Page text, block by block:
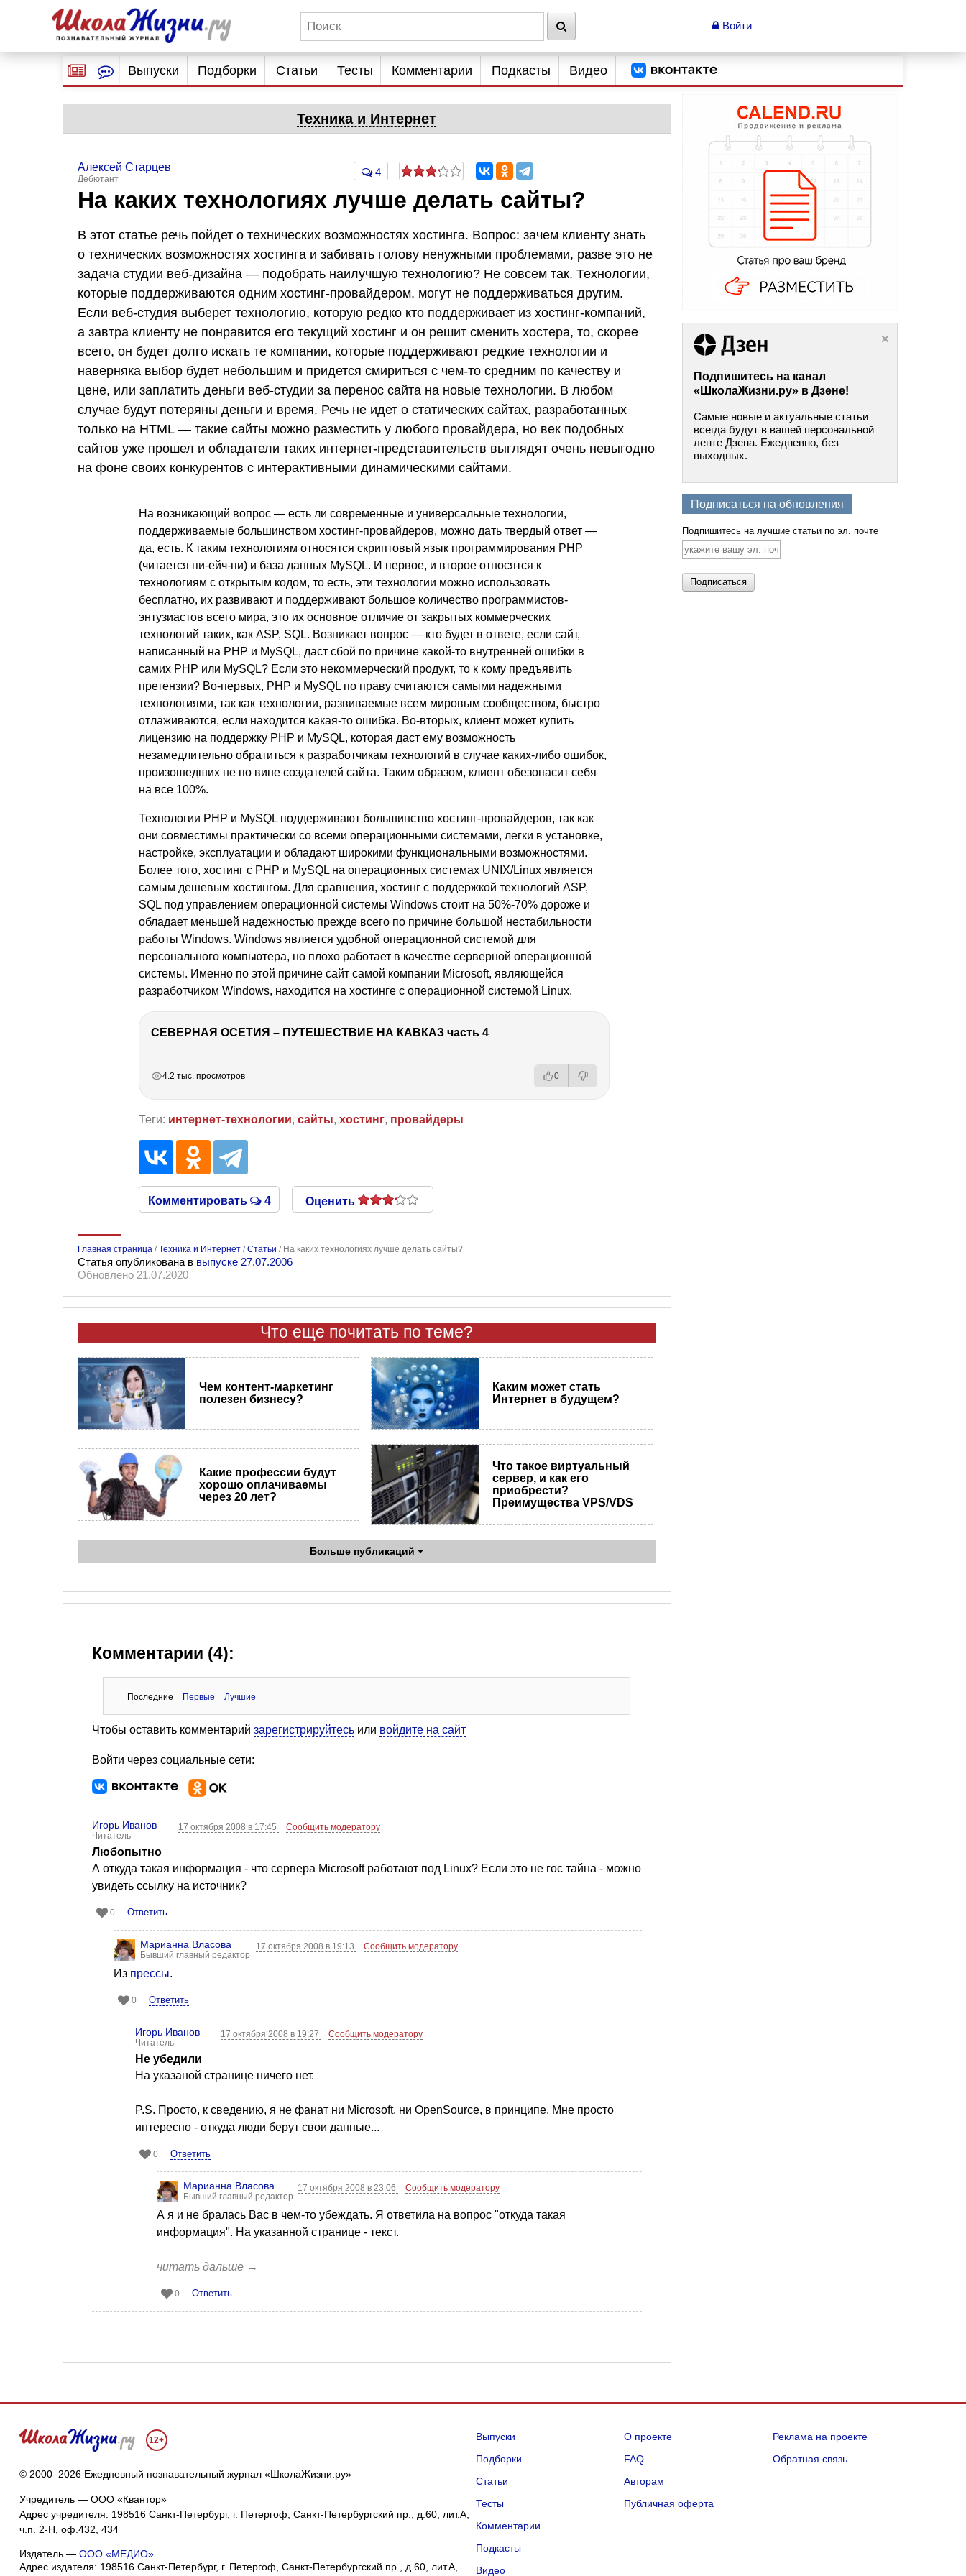
Войти
Выпуски Подборки Статьи Тесты Комментарии Подкасты Видео
Техника и Интернет
Алексей Старцев
Дебютант
4
На каких технологиях лучше делать сайты?
В этот статье речь пойдет о технических возможностях хостинга. Вопрос: зачем клиенту знать
о технических возможностях хостинга и забивать голову ненужными проблемами, разве это не
задача студии веб-дизайна — подобрать наилучшую технологию? Не совсем так. Технологии,
которые поддерживаются одним хостинг-провайдером, могут не поддерживаться другим.
Если веб-студия выберет технологию, которую редко кто поддерживает из хостинг-компаний,
а завтра клиенту не понравится его текущий хостинг и он решит сменить хостера, то, скорее
всего, он будет долго искать те компании, которые поддерживают редкие технологии и
наверняка выбор будет небольшим и придется смириться с чем-то средним по качеству и
цене, или заплатить деньги веб-студии за перенос сайта на новые технологии. В любом
случае будут потеряны деньги и время. Речь не идет о статических сайтах, разработанных
только на HTML — такие сайты можно разместить у любого провайдера, но век подобных
сайтов уже прошел и обладатели таких интернет-представительств выглядят очень невыгодно
на фоне своих конкурентов с интерактивными динамическими сайтами.
На возникающий вопрос — есть ли современные и универсальные технологии,
поддерживаемые большинством хостинг-провайдеров, можно дать твердый ответ —
да, есть. К таким технологиям относятся скриптовый язык программирования PHP
(читается пи-ейч-пи) и база данных MySQL. И первое, и второе относятся к
технологиям с открытым кодом, то есть, эти технологии можно использовать
бесплатно, их развивают и поддерживают большое количество программистов-
энтузиастов всего мира, это их основное отличие от закрытых коммерческих
технологий таких, как ASP, SQL. Возникает вопрос — кто будет в ответе, если сайт,
написанный на PHP и MySQL, даст сбой по причине какой-то внутренней ошибки в
самих PHP или MySQL? Если это некоммерческий продукт, то к кому предъявить
претензии? Во-первых, PHP и MySQL по праву считаются самыми надежными
технологиями, так как технологии, развиваемые всем мировым сообществом, быстро
отлаживаются, если находится какая-то ошибка. Во-вторых, клиент может купить
лицензию на поддержку PHP и MySQL, которая даст ему возможность
незамедлительно обратиться к разработчикам технологий в случае каких-либо ошибок,
произошедших не по вине создателей сайта. Таким образом, клиент обезопасит себя
на все 100%.
Технологии PHP и MySQL поддерживают большинство хостинг-провайдеров, так как
они совместимы практически со всеми операционными системами, легки в установке,
настройке, эксплуатации и обладают широкими функциональными возможностями.
Более того, хостинг с PHP и MySQL на операционных системах UNIX/Linux является
самым дешевым хостингом. Для сравнения, хостинг с поддержкой технологий ASP,
SQL под управлением операционной системы Windows стоит на 50%-70% дороже и
обладает меньшей надежностью прежде всего по причине большой нестабильности
работы Windows. Windows является удобной операционной системой для
персонального компьютера, но плохо работает в качестве серверной операционной
системы. Именно по этой причине сайт самой компании Microsoft, являющейся
разработчиком Windows, находится на хостинге с операционной системой Linux.
СЕВЕРНАЯ ОСЕТИЯ – ПУТЕШЕСТВИЕ НА КАВКАЗ часть 4
4.2 тыс. просмотров 0
Теги: интернет-технологии, сайты, хостинг, провайдеры
Комментировать 4 Оценить
Главная страница /Техника и Интернет /Статьи / На каких технологиях лучше делать сайты?
Статья опубликована в выпуске 27.07.2006
Обновлено 21.07.2020
Что еще почитать по теме?
Чем контент-маркетинг
полезен бизнесу?
Каким может стать
Интернет в будущем?
Какие профессии будут
хорошо оплачиваемы
через 20 лет?
Что такое виртуальный
сервер, и как его
приобрести?
Преимущества VPS/VDS
Больше публикаций
Комментарии (4):
Последние Первые Лучшие
Чтобы оставить комментарий зарегистрируйтесь или войдите на сайт
Войти через социальные сети:
Игорь Иванов
Читатель
17 октября 2008 в 17:45 Сообщить модератору
Любопытно
А откуда такая информация - что сервера Microsoft работают под Linux? Если это не гос тайна - можно
увидеть ссылку на источник?
0 Ответить
Марианна Власова
Бывший главный редактор
17 октября 2008 в 19:13 Сообщить модератору
Из прессы.
0 Ответить
Игорь Иванов
Читатель
17 октября 2008 в 19:27 Сообщить модератору
Не убедили
На указаной странице ничего нет.
P.S. Просто, к сведению, я не фанат ни Microsoft, ни OpenSource, в принципе. Мне просто
интересно - откуда люди берут свои данные...
0 Ответить
Марианна Власова
Бывший главный редактор
17 октября 2008 в 23:06 Сообщить модератору
А я и не бралась Вас в чем-то убеждать. Я ответила на вопрос "откуда такая
информация". На указанной странице - текст.
читать дальше →
0 Ответить
Подпишитесь на канал
«ШколаЖизни.ру» в Дзене!
Самые новые и актуальные статьи
всегда будут в вашей персональной
ленте Дзена. Ежедневно, без
выходных.
Подписаться на обновления
Подпишитесь на лучшие статьи по эл. почте
12+
© 2000–2026 Ежедневный познавательный журнал «ШколаЖизни.ру»
Учредитель — ООО «Квантор»
Адрес учредителя: 198516 Санкт-Петербург, г. Петергоф, Санкт-Петербургский пр., д.60, лит.А,
ч.п. 2-Н, оф.432, 434
Издатель — ООО «МЕДИО»
Адрес издателя: 198516 Санкт-Петербург, г. Петергоф, Санкт-Петербургский пр., д.60, лит.А,
Выпуски
Подборки
Статьи
Тесты
Комментарии
Подкасты
Видео
О проекте
FAQ
Авторам
Публичная оферта
Реклама на проекте
Обратная связь